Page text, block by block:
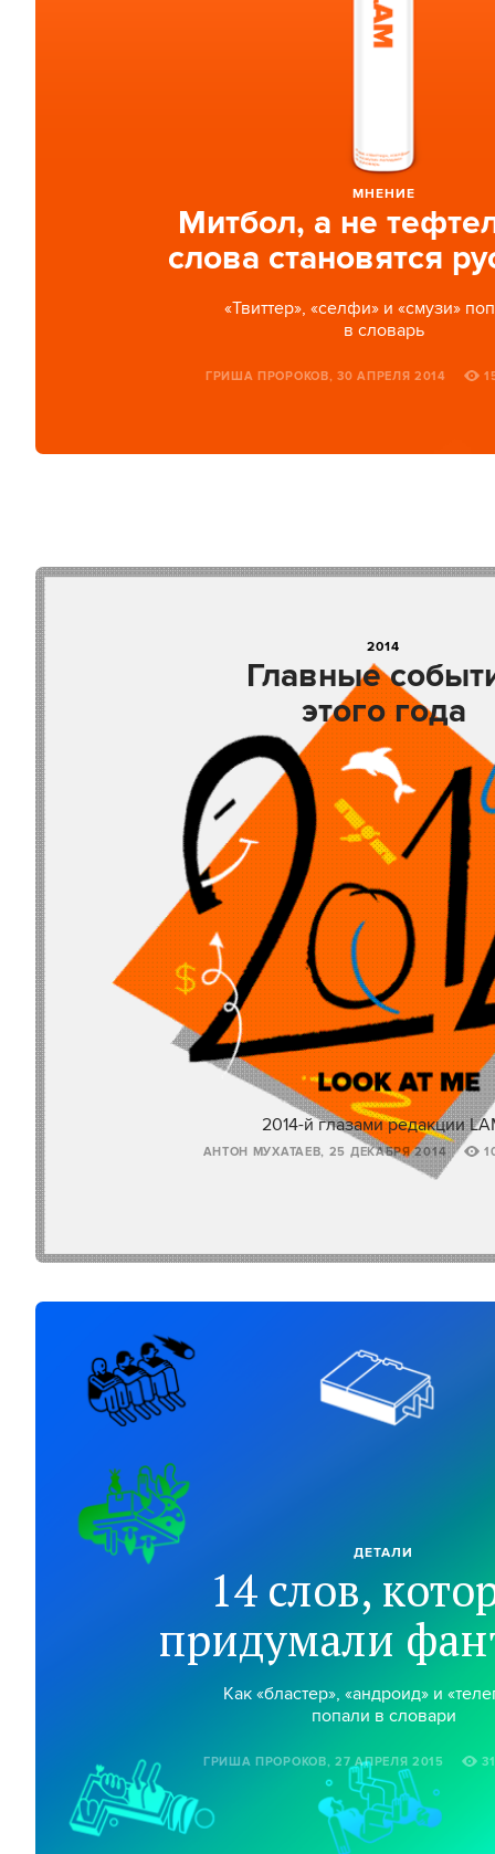
МНЕНИЕ
Митбол, а не
слова становятся
«Твиттер», «селфи» и «смузи»
в словарь
ГРИША ПРОРОКОВ, 30 АПРЕЛЯ 2014
2014
Главные
этого года
2014-й глазами редакции
АНТОН МУХАТАЕВ, 25 ДЕКАБРЯ 2014
ДЕТАЛИ
14 слов,
придумали
Как «бластер», «андроид» и
попали в словари
ГРИША ПРОРОКОВ, 27 АПРЕЛЯ 2015